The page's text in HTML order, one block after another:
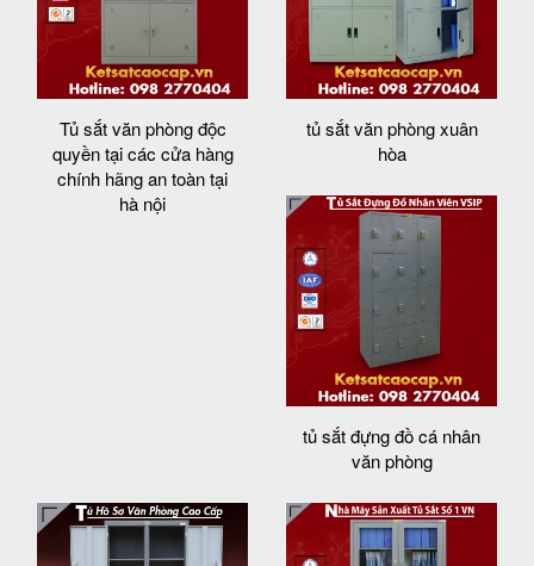
Tủ sắt văn phòng độc
quyền tại các cửa hàng
chính hãng an toàn tại
hà nội
tủ sắt văn phòng xuân
hòa
tủ sắt đựng đồ cá nhân
văn phòng